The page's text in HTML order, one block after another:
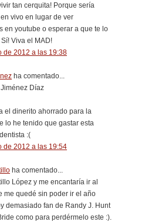
tan cerquita! Porque sería
vivo en lugar de ver
en youtube o esperar a que te lo
Viva el MAD!
de 2012 a las 19:38
ha comentado...
Díaz
el dinerito ahorrado para la
lo he tenido que gastar esta
:(
de 2012 a las 19:54
ha comentado...
López y me encantaría ir al
me quedé sin poder ir el año
demasiado fan de Randy J. Hunt
como para perdérmelo este :).